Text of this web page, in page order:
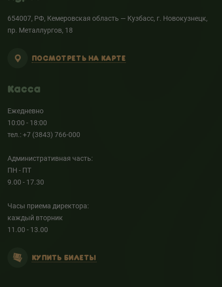
654007, РФ, Кемеровская область — Кузбасс, г. Новокузнецк,
пр. Металлургов, 18
ПОСМОТРЕТЬ НА КАРТЕ
Касса
Ежедневно
10:00 - 18:00
тел.: +7 (3843) 766-000
Административная часть:
ПН - ПТ
9.00 - 17.30
Часы приема директора:
каждый вторник
11.00 - 13.00
КУПИТЬ БИЛЕТЫ